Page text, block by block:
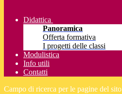
Didattica
Panoramica
Offerta formativa
I progetti delle classi
Modulistica
Info utili
Contatti
Campo di ricerca per le pagine del sito